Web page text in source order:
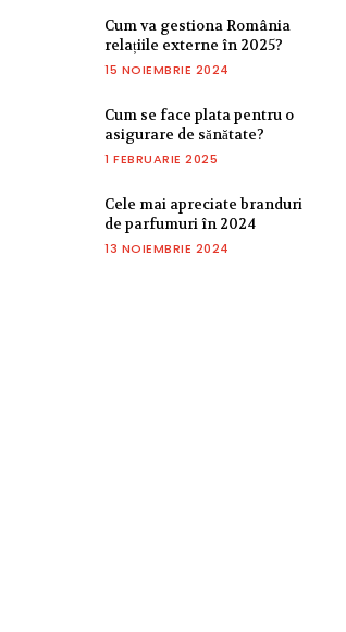
Cum va gestiona România
relațiile externe în 2025?
15 NOIEMBRIE 2024
Cum se face plata pentru o
asigurare de sănătate?
1 FEBRUARIE 2025
Cele mai apreciate branduri
de parfumuri în 2024
13 NOIEMBRIE 2024